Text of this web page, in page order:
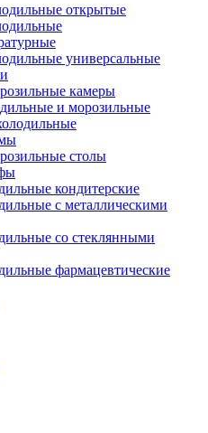
открытые
универсальные
камеры
и морозильные
столы
кондитерские
с металлическими
со стеклянными
фармацевтические